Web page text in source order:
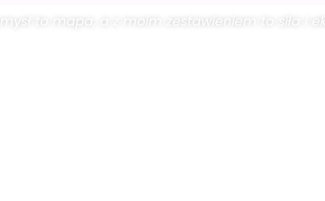
to mapa, a z moim zestawieniem to siła i